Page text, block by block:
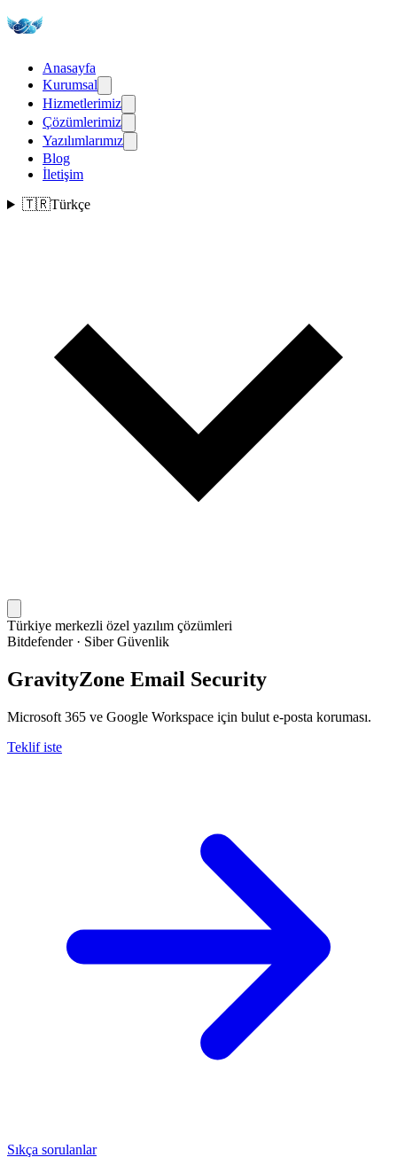
Anasayfa
Kurumsal
Hizmetlerimiz
Çözümlerimiz
Yazılımlarımız
Blog
İletişim
🇹🇷Türkçe
Türkiye merkezli özel yazılım çözümleri
Bitdefender· Siber Güvenlik
GravityZone Email Security
Microsoft 365 ve Google Workspace için bulut e-posta koruması.
Teklif iste
Sıkça sorulanlar